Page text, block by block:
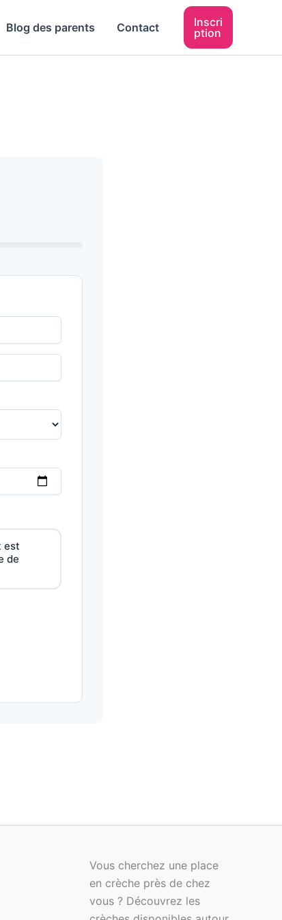
Blog des parents Contact
Inscri
ption
est
de
Vous cherchez une place
en crèche près de chez
vous ? Découvrez les